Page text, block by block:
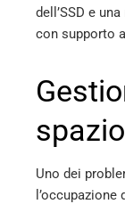
dell’SSD e
con supporto
Uno dei